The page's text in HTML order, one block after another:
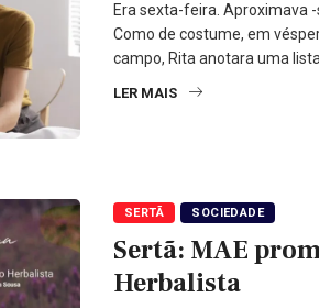
Era sexta-feira. Aproximava
Como de costume, em
campo, Rita anotara uma
LER MAIS
SERTÃ SOCIEDADE
Sertã: MAE
Herbalista